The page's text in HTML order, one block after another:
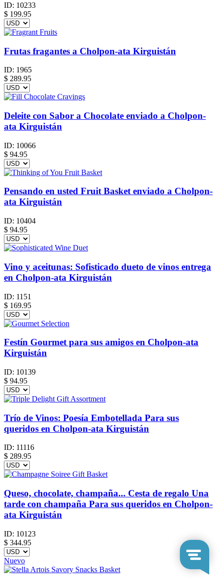
ID: 10233
$ 199.95
Frutas fragantes a Cholpon-ata Kirguistán
ID: 1965
$ 289.95
Deleite con Sabor a Chocolate enviado a Cholpon-
ata Kirguistán
ID: 10066
$ 94.95
Pensando en usted Fruit Basket enviado a Cholpon-
ata Kirguistán
ID: 10404
$ 94.95
Vino y aceitunas: Sofisticado dueto de vinos entrega
en Cholpon-ata Kirguistán
ID: 1151
$ 169.95
Festín Gourmet para sus amigos en Cholpon-ata
Kirguistán
ID: 10139
$ 94.95
Trío de Vinos: Poesía Embotellada Para sus
queridos en Cholpon-ata Kirguistán
ID: 11116
$ 289.95
Queso, chocolate, champaña... Cesta de regalo Una
tarde con champaña Para sus queridos en Cholpon-
ata Kirguistán
ID: 10123
$ 344.95
Nuevo